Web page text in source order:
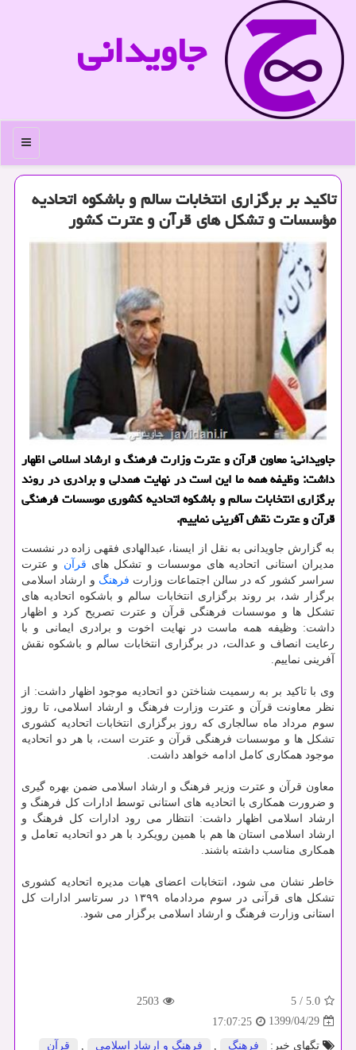
جاویدانی
منو
تاكید بر برگزاری انتخابات سالم و باشكوه اتحادیه
مؤسسات و تشكل های قرآن و عترت كشور
جاویدانی: معاون قرآن و عترت وزارت فرهنگ و ارشاد اسلامی اظهار
داشت: وظیفه همه ما این است در نهایت همدلی و برادری در روند
برگزاری انتخابات سالم و باشكوه اتحادیه كشوری موسسات فرهنگی
قرآن و عترت نقش آفرینی نماییم.
به گزارش جاویدانی به نقل از ایسنا، عبدالهادی فقهی زاده در نشست
مدیران استانی اتحادیه های موسسات و تشکل های قرآن و عترت
سراسر کشور که در سالن اجتماعات وزارت فرهنگ و ارشاد اسلامی
برگزار شد، بر روند برگزاری انتخابات سالم و باشکوه اتحادیه های
تشکل ها و موسسات فرهنگی قرآن و عترت تصریح کرد و اظهار
داشت: وظیفه همه ماست در نهایت اخوت و برادری ایمانی و با
رعایت انصاف و عدالت، در برگزاری انتخابات سالم و باشکوه نقش
آفرینی نماییم.
وی با تاکید بر به رسمیت شناختن دو اتحادیه موجود اظهار داشت: از
نظر معاونت قرآن و عترت وزارت فرهنگ و ارشاد اسلامی، تا روز
سوم مرداد ماه سالجاری که روز برگزاری انتخابات اتحادیه کشوری
تشکل ها و موسسات فرهنگی قرآن و عترت است، با هر دو اتحادیه
موجود همکاری کامل ادامه خواهد داشت.
معاون قرآن و عترت وزیر فرهنگ و ارشاد اسلامی ضمن بهره گیری
و ضرورت همکاری با اتحادیه های استانی توسط ادارات کل فرهنگ و
ارشاد اسلامی اظهار داشت: انتظار می رود ادارات کل فرهنگ و
ارشاد اسلامی استان ها هم با همین رویکرد با هر دو اتحادیه تعامل و
همکاری مناسب داشته باشند.
خاطر نشان می شود، انتخابات اعضای هیات مدیره اتحادیه کشوری
تشکل های قرآنی در سوم مردادماه ۱۳۹۹ در سرتاسر ادارات کل
استانی وزارت فرهنگ و ارشاد اسلامی برگزار می شود.
5.0
/
5
2503
1399/04/29
17:07:25
تگهای خبر:
فرهنگ فرهنگ و ارشاد اسلامی قرآن